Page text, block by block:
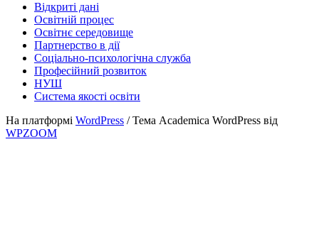
Відкриті дані
Освітній процес
Освітнє середовище
Партнерство в дії
Соціально-психологічна служба
Професійний розвиток
НУШ
Система якості освіти
На платформі WordPress / Тема Academica WordPress від
WPZOOM